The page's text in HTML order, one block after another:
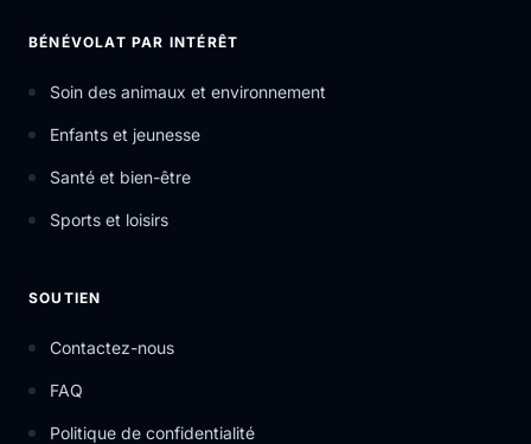
BÉNÉVOLAT PAR INTÉRÊT
Soin des animaux et environnement
Enfants et jeunesse
Santé et bien-être
Sports et loisirs
SOUTIEN
Contactez-nous
FAQ
Politique de confidentialité